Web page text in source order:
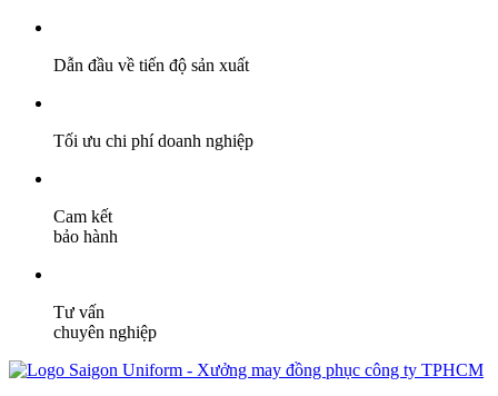
Dẫn đầu về tiến độ sản xuất
Tối ưu chi phí doanh nghiệp
Cam kết
bảo hành
Tư vấn
chuyên nghiệp